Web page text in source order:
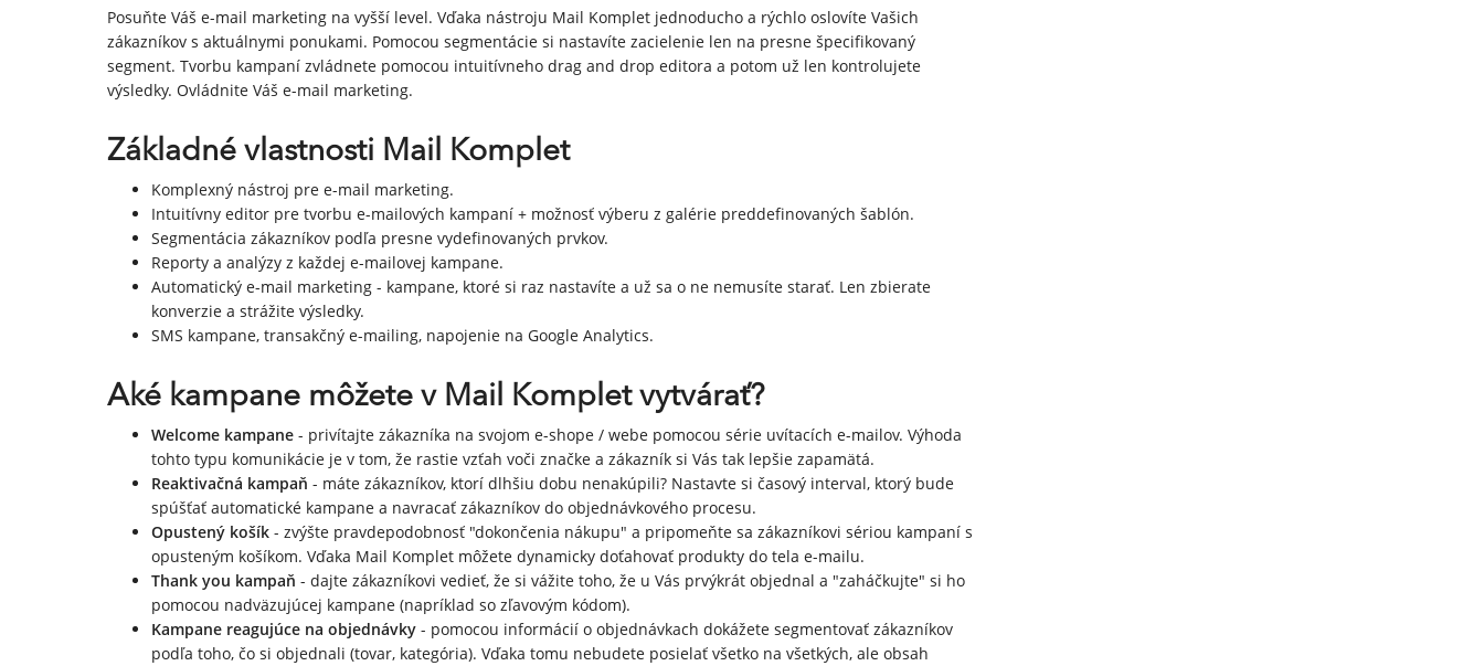
Posuňte Váš e-mail marketing na vyšší level. Vďaka nástroju Mail Komplet jednoducho a rýchlo oslovíte Vašich
zákazníkov s aktuálnymi ponukami. Pomocou segmentácie si nastavíte zacielenie len na presne špecifikovaný
segment. Tvorbu kampaní zvládnete pomocou intuitívneho drag and drop editora a potom už len kontrolujete
výsledky. Ovládnite Váš e-mail marketing.
Základné vlastnosti Mail Komplet
Komplexný nástroj pre e-mail marketing.
Intuitívny editor pre tvorbu e-mailových kampaní + možnosť výberu z galérie preddefinovaných šablón.
Segmentácia zákazníkov podľa presne vydefinovaných prvkov.
Reporty a analýzy z každej e-mailovej kampane.
Automatický e-mail marketing - kampane, ktoré si raz nastavíte a už sa o ne nemusíte starať. Len zbierate
konverzie a strážite výsledky.
SMS kampane, transakčný e-mailing, napojenie na Google Analytics.
Aké kampane môžete v Mail Komplet vytvárať?
Welcome kampane - privítajte zákazníka na svojom e-shope / webe pomocou série uvítacích e-mailov. Výhoda
tohto typu komunikácie je v tom, že rastie vzťah voči značke a zákazník si Vás tak lepšie zapamätá.
Reaktivačná kampaň - máte zákazníkov, ktorí dlhšiu dobu nenakúpili? Nastavte si časový interval, ktorý bude
spúšťať automatické kampane a navracať zákazníkov do objednávkového procesu.
Opustený košík - zvýšte pravdepodobnosť "dokončenia nákupu" a pripomeňte sa zákazníkovi sériou kampaní s
opusteným košíkom. Vďaka Mail Komplet môžete dynamicky doťahovať produkty do tela e-mailu.
Thank you kampaň - dajte zákazníkovi vedieť, že si vážite toho, že u Vás prvýkrát objednal a "zaháčkujte" si ho
pomocou nadväzujúcej kampane (napríklad so zľavovým kódom).
Kampane reagujúce na objednávky - pomocou informácií o objednávkach dokážete segmentovať zákazníkov
podľa toho, čo si objednali (tovar, kategória). Vďaka tomu nebudete posielať všetko na všetkých, ale obsah